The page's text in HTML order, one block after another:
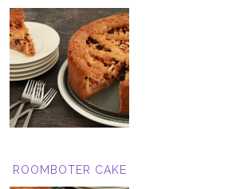
ROOMBOTER CAKE